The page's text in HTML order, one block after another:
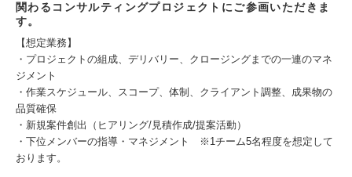
関わるコンサルティングプロジェクトにご参画いただきま
す。
【想定業務】
・プロジェクトの組成、デリバリー、クロージングまでの一連のマネ
ジメント
・作業スケジュール、スコープ、体制、クライアント調整、成果物の
品質確保
・新規案件創出（ヒアリング/見積作成/提案活動）
・下位メンバーの指導・マネジメント ※1チーム5名程度を想定して
おります。